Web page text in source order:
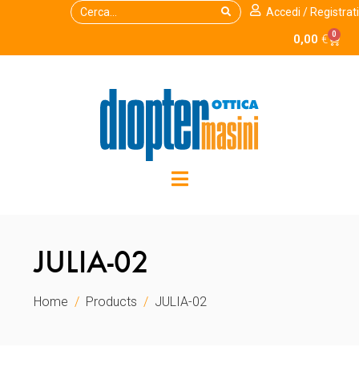
Accedi / Registrati
0,00 € 0
JULIA-02
Home Products JULIA-02